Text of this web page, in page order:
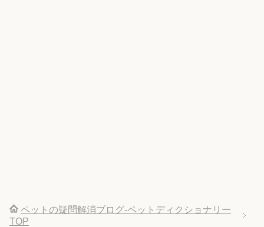
ペットの疑問解消ブログ-ペットディクショナリー
TOP